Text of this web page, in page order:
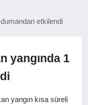
etkilendi
yangında 1
yangın kısa süreli